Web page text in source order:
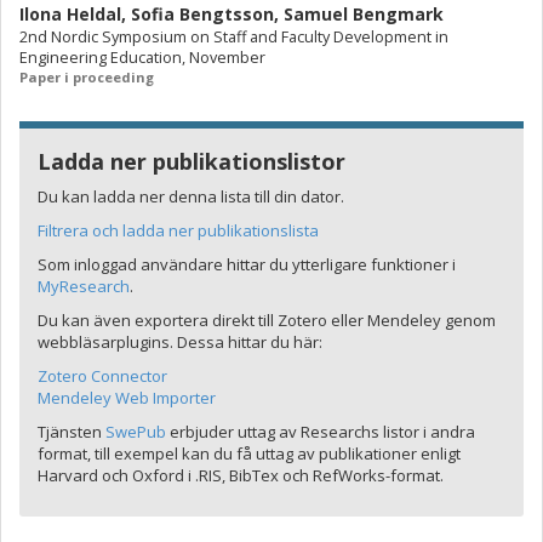
Ilona Heldal, Sofia Bengtsson, Samuel Bengmark
2nd Nordic Symposium on Staff and Faculty Development in
Engineering Education, November
Paper i proceeding
Ladda ner publikationslistor
Du kan ladda ner denna lista till din dator.
Filtrera och ladda ner publikationslista
Som inloggad användare hittar du ytterligare funktioner i
MyResearch.
Du kan även exportera direkt till Zotero eller Mendeley genom
webbläsarplugins. Dessa hittar du här:
Zotero Connector
Mendeley Web Importer
Tjänsten SwePub erbjuder uttag av Researchs listor i andra
format, till exempel kan du få uttag av publikationer enligt
Harvard och Oxford i .RIS, BibTex och RefWorks-format.